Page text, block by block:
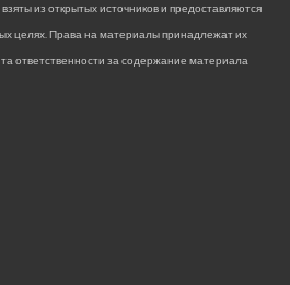
из открытых источников и предоставляются
целях. Права на материалы принадлежат их
ответственности за содержание материала